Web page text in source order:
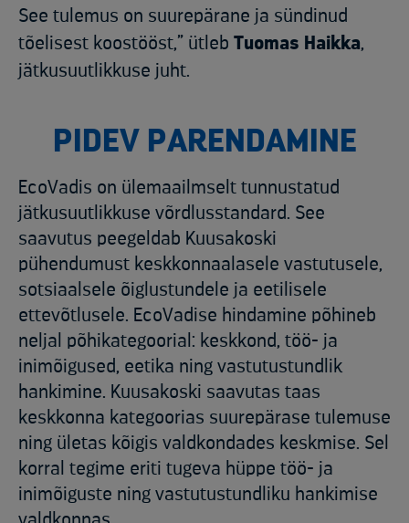
See tulemus on suurepärane ja sündinud
tõelisest koostööst,” ütleb Tuomas Haikka,
jätkusuutlikkuse juht.
PIDEV PARENDAMINE
EcoVadis on ülemaailmselt tunnustatud
jätkusuutlikkuse võrdlusstandard. See
saavutus peegeldab Kuusakoski
pühendumust keskkonnaalasele vastutusele,
sotsiaalsele õiglustundele ja eetilisele
ettevõtlusele. EcoVadise hindamine põhineb
neljal põhikategoorial: keskkond, töö- ja
inimõigused, eetika ning vastutustundlik
hankimine. Kuusakoski saavutas taas
keskkonna kategoorias suurepärase tulemuse
ning ületas kõigis valdkondades keskmise. Sel
korral tegime eriti tugeva hüppe töö- ja
inimõiguste ning vastutustundliku hankimise